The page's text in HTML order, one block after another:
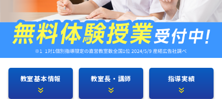
教室基本情報 教室長・講師 指導実績